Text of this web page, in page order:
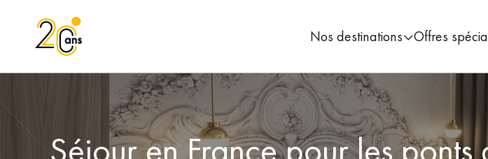
Nos destinations Offres
Séjour en France pour les